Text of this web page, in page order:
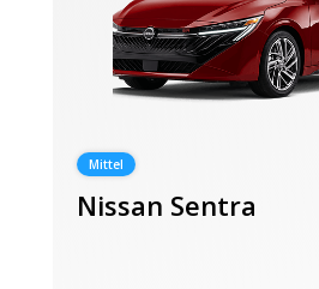
Mittel
Nissan Sentra